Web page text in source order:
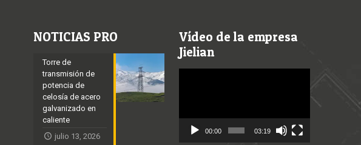
NOTICIAS PRO
Torre de
transmisión de
potencia de
celosía de acero
galvanizado en
caliente
julio 13, 2026
Vídeo de la empresa
Jielian
00:00 03:19